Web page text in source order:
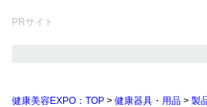
PRサイト
健康美容EXPO：TOP > 健康器具・用品 > 製